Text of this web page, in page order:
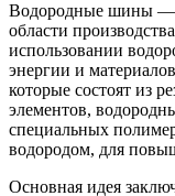
Водородные шины —
области
использовании
энергии и
которые состоят из
элементов,
специальных
водородом, для
Основная идея